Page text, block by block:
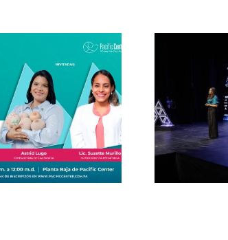
by Pacific
Center 2026 con
Crooks y su
clase magistral
Liderazgo
Empresarial